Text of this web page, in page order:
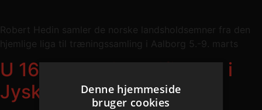
Robert Hedin samler de norske landsholdsemner fra den
hjemlige liga til træningssamling i Aalborg 5.-9. marts
U 16 drenge i semifinalen i
Jysk Elite CupDenne hjemmeside
bruger cookies